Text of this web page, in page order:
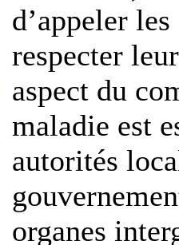
d’appeler
respecter
aspect du
maladie est
autorités
organes